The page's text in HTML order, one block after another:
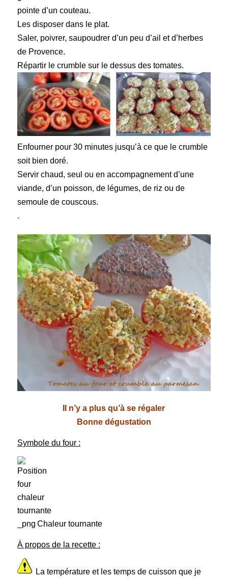
pointe d’un couteau.
Les disposer dans le plat.
Saler, poivrer, saupoudrer d’un peu d’ail et d’herbes
de Provence.
Répartir le crumble sur le dessus des tomates.
Enfourner pour 30 minutes jusqu’à ce que le crumble
soit bien doré.
Servir chaud, seul ou en accompagnement d’une
viande, d’un poisson, de légumes, de riz ou de
semoule de couscous.
.
Il n’y a plus qu’à se régaler
Bonne dégustation
Symbole du four :
Chaleur tournante
À propos de la recette :
La température et les temps de cuisson que je